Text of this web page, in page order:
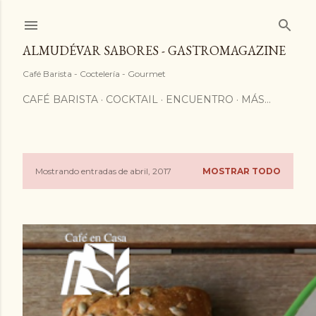
ALMUDÉVAR SABORES - GASTROMAGAZINE
Café Barista - Coctelería - Gourmet
CAFÉ BARISTA COCKTAIL ENCUENTRO MÁS…
E
t
r
a
Mostrando entradas de abril, 2017 MOSTRAR TODO